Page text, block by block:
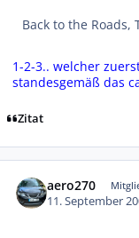
Back to the Roads,
1-2-3.. welcher
standesgemäß das
Zitat
aero270
11. September